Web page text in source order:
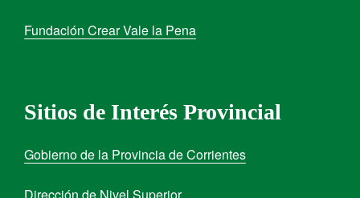
Fundación Crear Vale la Pena
Sitios de Interés Provincial
Gobierno de la Provincia de Corrientes
Dirección de Nivel Superior